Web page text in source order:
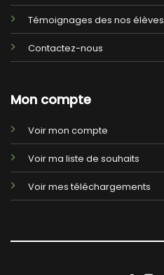
Témoignages des nos élèves
Contactez-nous
Mon compte
Voir mon compte
Voir ma liste de souhaits
Voir mes téléchargements